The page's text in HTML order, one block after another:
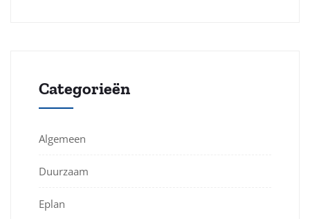
Categorieën
Algemeen
Duurzaam
Eplan